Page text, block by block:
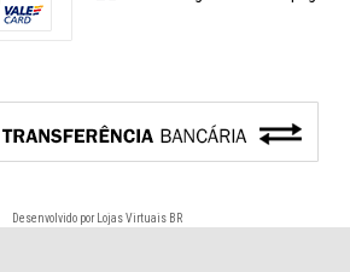
Desenvolvido por Lojas Virtuais BR